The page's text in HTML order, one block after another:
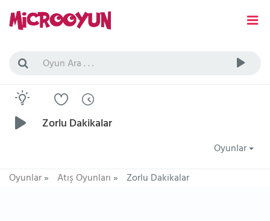
Zorlu Dakikalar
Oyunlar
Oyunlar» Atış Oyunları» Zorlu Dakikalar